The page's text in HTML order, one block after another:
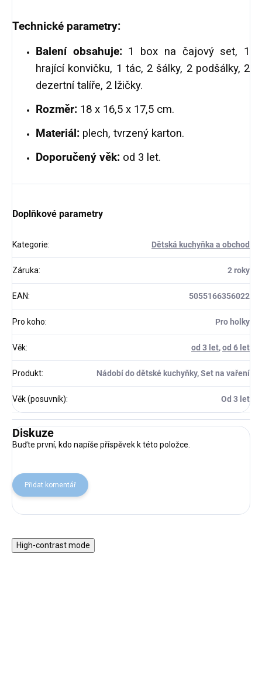
Technické parametry:
Balení obsahuje: 1 box na čajový set, 1
hrající konvičku, 1 tác, 2 šálky, 2 podšálky, 2
dezertní talíře, 2 lžičky.
Rozměr: 18 x 16,5 x 17,5 cm.
Materiál: plech, tvrzený karton.
Doporučený věk: od 3 let.
Doplňkové parametry
Kategorie: Dětská kuchyňka a obchod
Záruka: 2 roky
EAN: 5055166356022
Pro koho: Pro holky
Věk: od 3 let,od 6 let
Produkt: Nádobí do dětské kuchyňky, Set na vaření
Věk (posuvník): Od 3 let
Diskuze
Buďte první, kdo napíše příspěvek k této položce.
Přidat komentář
High-contrast mode